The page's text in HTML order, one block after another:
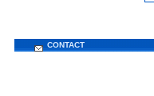
CONTACT